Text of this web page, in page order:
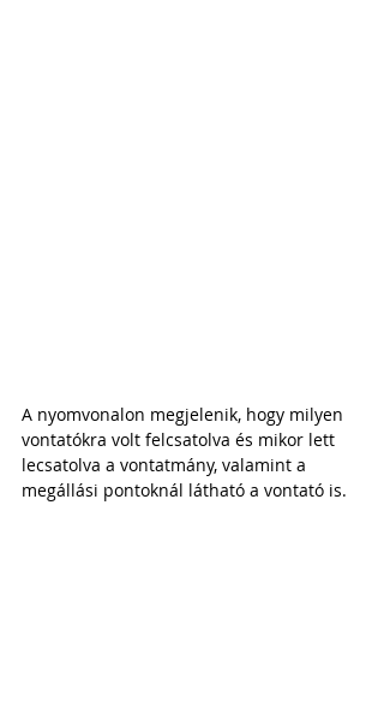
A nyomvonalon megjelenik, hogy milyen
vontatókra volt felcsatolva és mikor lett
lecsatolva a vontatmány, valamint a
megállási pontoknál látható a vontató is.